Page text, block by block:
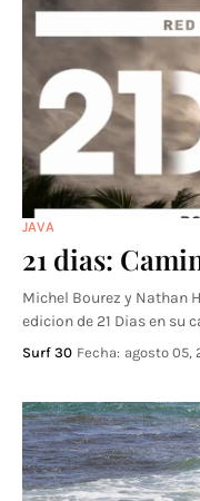
JAVA
21 dias:
Michel Bourez y Nathan
edicion de 21 Dias en su
Surf 30 Fecha: agosto 05,